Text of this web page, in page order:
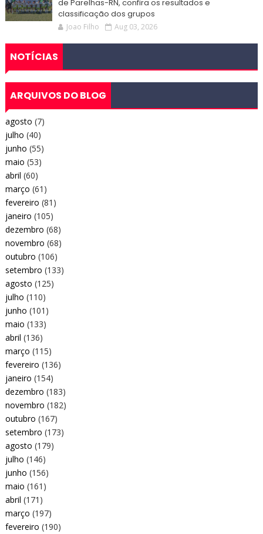
de Parelhas-RN, confira os resultados e
classificação dos grupos
Joao Filho Aug 03, 2026
NOTÍCIAS
ARQUIVOS DO BLOG
agosto (7)
julho (40)
junho (55)
maio (53)
abril (60)
março (61)
fevereiro (81)
janeiro (105)
dezembro (68)
novembro (68)
outubro (106)
setembro (133)
agosto (125)
julho (110)
junho (101)
maio (133)
abril (136)
março (115)
fevereiro (136)
janeiro (154)
dezembro (183)
novembro (182)
outubro (167)
setembro (173)
agosto (179)
julho (146)
junho (156)
maio (161)
abril (171)
março (197)
fevereiro (190)